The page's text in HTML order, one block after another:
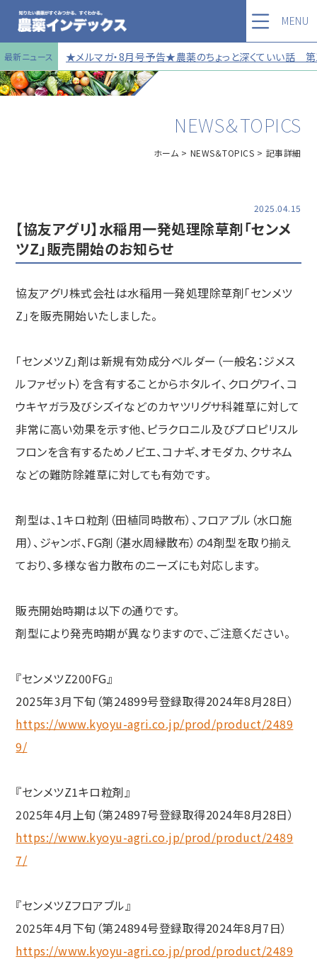
最新ニュース★メルマガ・8月号予告★農薬のちょっと深くていい話 第
MENU
NEWS＆TOPICS
ホーム NEWS＆TOPICS 記事詳細
2025.04.15
【協友アグリ】水稲用一発処理除草剤「センメ
ツZ」販売開始のお知らせ
協友アグリ株式会社は水稲用一発処理除草剤「センメツ
Z」を販売開始いたしました。
「センメツZ」剤は新規有効成分ベルダー（一般名：ジメス
ルファゼット）を含有することからホタルイ、クログワイ、コ
ウキヤガラ及びシズイなどのカヤツリグサ科雑草に対して
非常に高い効果を示す他、ピラクロニル及びプロピリスル
フロンを含有するためノビエ、コナギ、オモダカ、クサネム
などの難防除雑草に対しても有効です。
剤型は、1キロ粒剤（田植同時散布）、フロアブル（水口施
用）、ジャンボ、FG剤（湛水周縁散布）の4剤型を取り揃え
ており、多様な省力散布のニーズにも対応します。
販売開始時期は以下の通りです。
剤型により発売時期が異なりますので、ご注意ください。
『センメツZ200FG』
2025年3月下旬（第24899号登録取得2024年8月28日）
https://www.kyoyu-agri.co.jp/prod/product/2489
9/
『センメツZ1キロ粒剤』
2025年4月上旬（第24897号登録取得2024年8月28日）
https://www.kyoyu-agri.co.jp/prod/product/2489
7/
『センメツZフロアブル』
2025年4月下旬（第24894号登録取得2024年8月7日）
https://www.kyoyu-agri.co.jp/prod/product/2489